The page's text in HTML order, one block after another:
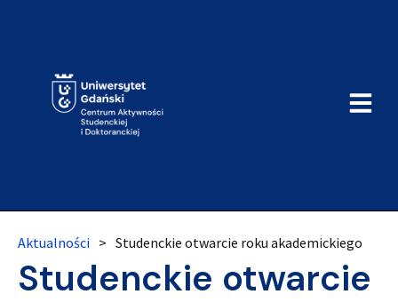
Aktualności > Studenckie otwarcie roku akademickiego
Studenckie otwarcie